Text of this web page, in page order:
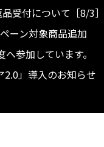
受付について［8/3］
ーン対象商品追加
参加しています。
」導入のお知らせ